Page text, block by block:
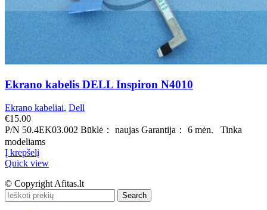
Ekrano kabelis DELL Inspiron N4010
Ekrano kabeliai, Dell
€15.00
P/N 50.4EK03.002 Būklė： naujas Garantija： 6 mėn. Tinka
modeliams
Į krepšelį
Quick view
© Copyright Afitas.lt
Search